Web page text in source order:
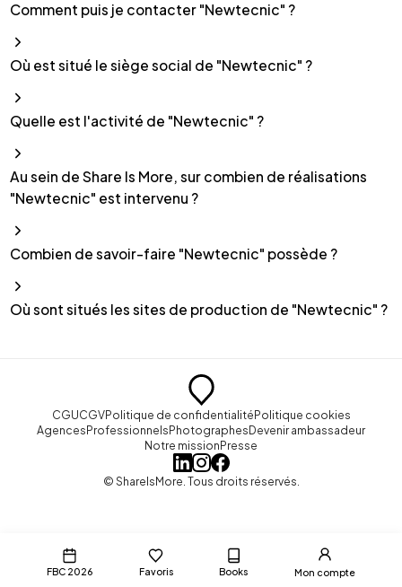
FBC 2026 Favoris Books Mon compte
Comment puis je contacter "Newtecnic" ?
Où est situé le siège social de "Newtecnic" ?
Quelle est l'activité de "Newtecnic" ?
Au sein de Share Is More, sur combien de réalisations
"Newtecnic" est intervenu ?
Combien de savoir-faire "Newtecnic" possède ?
Où sont situés les sites de production de "Newtecnic" ?
CGUCGVPolitique de confidentialitéPolitique cookies
AgencesProfessionnelsPhotographesDevenir ambassadeur
Notre missionPresse
© ShareIsMore. Tous droits réservés.